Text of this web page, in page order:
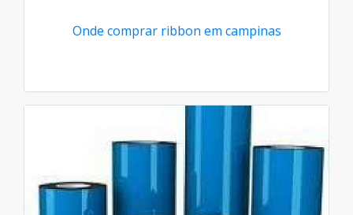
Onde comprar ribbon em campinas